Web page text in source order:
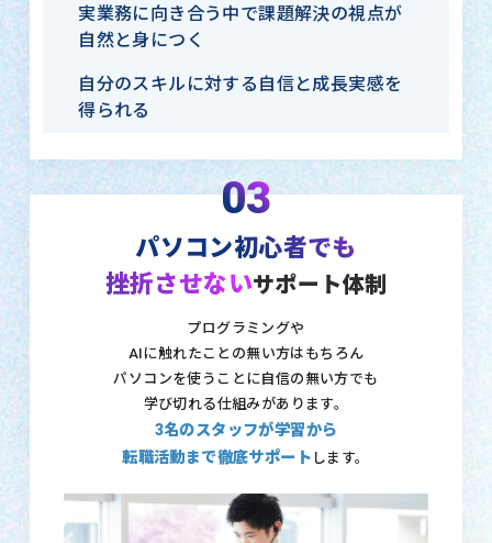
実業務に向き合う中で課題解決の視点が
自然と身につく
自分のスキルに対する自信と成長実感を
得られる
03
パソコン初心者でも
挫折させないサポート体制
プログラミングや
AIに触れたことの無い方はもちろん
パソコンを使うことに自信の無い方でも
学び切れる仕組みがあります。
3名のスタッフが学習から
転職活動まで徹底サポート します。